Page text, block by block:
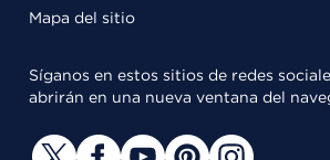
Mapa del sitio
Síganos en estos sitios de redes
abrirán en una nueva ventana del